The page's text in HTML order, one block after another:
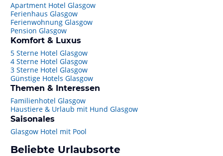
Apartment Hotel Glasgow
Ferienhaus Glasgow
Ferienwohnung Glasgow
Pension Glasgow
Komfort & Luxus
5 Sterne Hotel Glasgow
4 Sterne Hotel Glasgow
3 Sterne Hotel Glasgow
Günstige Hotels Glasgow
Themen & Interessen
Familienhotel Glasgow
Haustiere & Urlaub mit Hund Glasgow
Saisonales
Glasgow Hotel mit Pool
Beliebte Urlaubsorte